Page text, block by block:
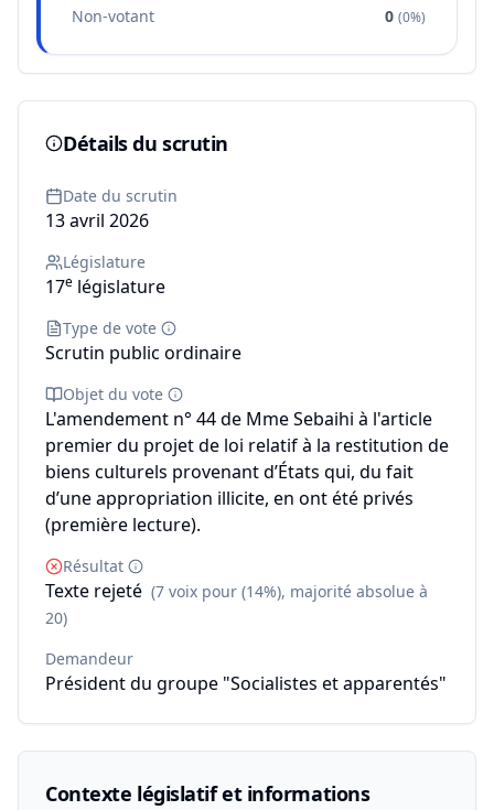
Non-votant 0 (0%)
Détails du scrutin
Date du scrutin
13 avril 2026
Législature
17e législature
Type de vote
Scrutin public ordinaire
Objet du vote
L'amendement n° 44 de Mme Sebaihi à l'article
premier du projet de loi relatif à la restitution de
biens culturels provenant d’États qui, du fait
d’une appropriation illicite, en ont été privés
(première lecture).
Résultat
Texte rejeté (7 voix pour (14%), majorité absolue à
20)
Demandeur
Président du groupe "Socialistes et apparentés"
Contexte législatif et informations